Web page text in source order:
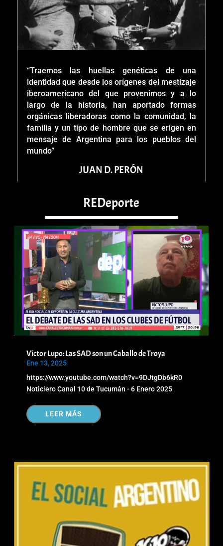
“Traemos las huellas genéticas de una
identidad que desde los orígenes del mestizaje
iberoamericano del que provenimos y a lo
largo de la historia, han aportado formas
orgánicas liberadoras como la comunidad, la
familia y un tipo de hombre que se erigen en
mensaje de Argentina para los pueblos del
mundo”
JUAN D. PERÓN
REDeporte
Víctor Lupo: Las SAD son un Caballo de Troya
Ene 13, 2025
https://www.youtube.com/watch?v=9DJtgDb6kR0
Noticiero Canal 10 de Tucumán - 6 Enero 2025
LEER MÁS